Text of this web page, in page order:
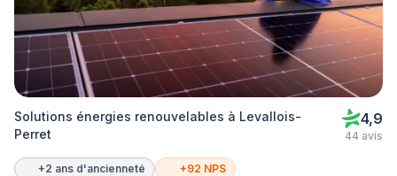
Solutions énergies renouvelables à Levallois-
Perret
4,9
44 avis
+2 ans d'ancienneté +92 NPS